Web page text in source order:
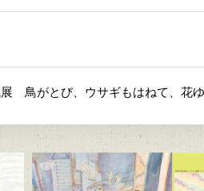
鳥がとび、ウサギもはねて、花